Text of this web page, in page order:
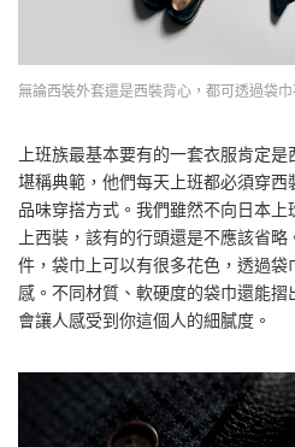
無論西裝外套還是西裝背心，都可透過袋
上班族最基本要有的一套衣服肯定
堪稱典範，他們每天上班都必須穿
品味穿搭方式。我們雖然不向日本
上西裝，該有的行頭還是不應該省
件，袋巾上可以有很多花色，透過
感。不同材質、軟硬度的袋巾還能
會讓人感受到你這個人的細膩度。